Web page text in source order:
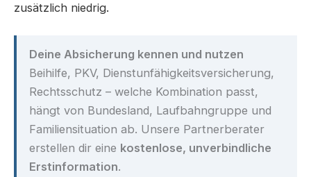
zusätzlich niedrig.
Deine Absicherung kennen und nutzen
Beihilfe, PKV, Dienstunfähigkeitsversicherung,
Rechtsschutz – welche Kombination passt,
hängt von Bundesland, Laufbahngruppe und
Familiensituation ab. Unsere Partnerberater
erstellen dir eine kostenlose, unverbindliche
Erstinformation.